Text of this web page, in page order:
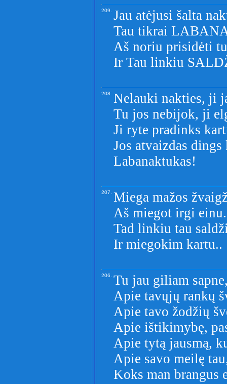
209. Jau atėjusi šalta
Tau tikrai
Aš noriu prisidėti
Ir Tau linkiu
208. Nelauki nakties, ji
Tu jos nebijok, ji
Ji ryte pradinks
Jos atvaizdas
Labanaktukas!
207. Miega mažos
Aš miegot irgi
Tad linkiu tau
Ir miegokim kartu..
206. Tu jau giliam
Apie tavųjų rankų
Apie tavo žodžių
Apie ištikimybę,
Apie tytą jausmą,
Apie savo meilę
Koks man brangus